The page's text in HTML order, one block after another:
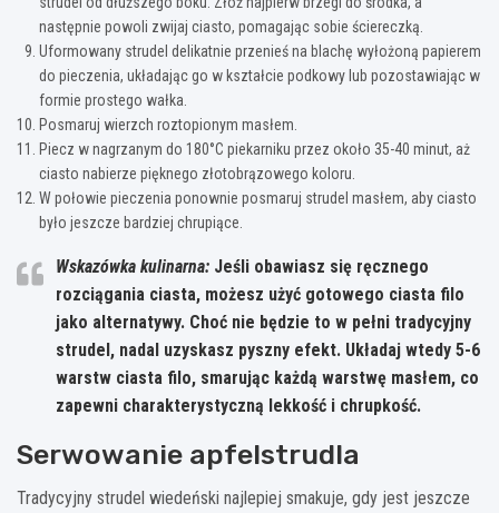
następnie powoli zwijaj ciasto, pomagając sobie ściereczką.
Uformowany strudel delikatnie przenieś na blachę wyłożoną papierem
do pieczenia, układając go w kształcie podkowy lub pozostawiając w
formie prostego wałka.
Posmaruj wierzch roztopionym masłem.
Piecz w nagrzanym do 180°C piekarniku przez około 35-40 minut, aż
ciasto nabierze pięknego złotobrązowego koloru.
W połowie pieczenia ponownie posmaruj strudel masłem, aby ciasto
było jeszcze bardziej chrupiące.
Wskazówka kulinarna: Jeśli obawiasz się ręcznego
rozciągania ciasta, możesz użyć gotowego ciasta filo
jako alternatywy. Choć nie będzie to w pełni tradycyjny
strudel, nadal uzyskasz pyszny efekt. Układaj wtedy 5-6
warstw ciasta filo, smarując każdą warstwę masłem, co
zapewni charakterystyczną lekkość i chrupkość.
Serwowanie apfelstrudla
Tradycyjny strudel wiedeński najlepiej smakuje, gdy jest jeszcze